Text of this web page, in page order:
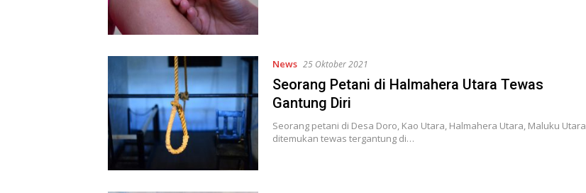
News 25 Oktober 2021
Seorang Petani di Halmahera Utara Tewas
Gantung Diri
Seorang petani di Desa Doro, Kao Utara, Halmahera Utara, Maluku Utara
ditemukan tewas tergantung di…